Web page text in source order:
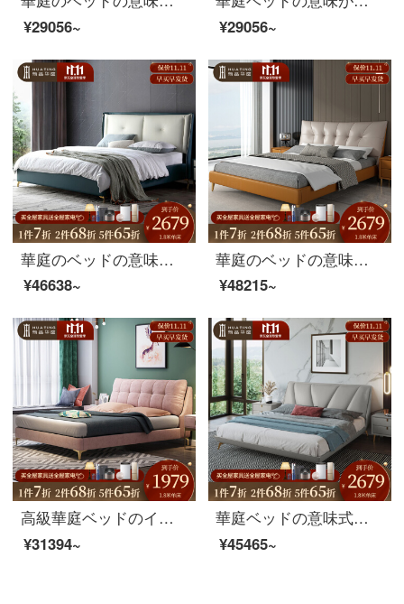
¥29056~
¥29056~
華庭のベッドの意味式があります。軽贅沢な皮のベッドがあります。現代簡単な欧風のミニチュアベッドがあります。主な寝室の両側にはダブルベッドがあります。
¥46638~
華庭のベッドの意味式があります。軽贅沢なペア1.8メートルの真皮のベッドの後、現代簡単な予約ができます。主な寝台は北欧の結婚式のベッドスタイルのシーツです。
¥48215~
高級華庭ベッドのイタリア式の軽い贅沢なinsベッドがあります。北欧の布芸ベッドのダブルベッドの主なベッドは、結婚式のベッドです。
¥31394~
華庭ベッドの意味式の簡素な品質の科学技術の布床北欧の軽奢な寝室の2人の柔らかいベッドの皮の芸術の実木の柔らかい包みのベッドの近代的な簡単なベッド+ベッドの頭の戸棚*2 1.8メートルの支柱の金
¥45465~